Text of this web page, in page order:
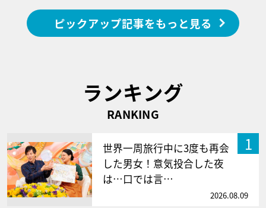
ピックアップ記事をもっと見る
ランキング
RANKING
1
世界一周旅行中に3度も再会
した男女！意気投合した夜
は…口では言…
2026.08.09